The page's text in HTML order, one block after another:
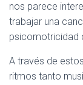
nos parece
trabajar una
psicomotricidad
A través de
ritmos tanto